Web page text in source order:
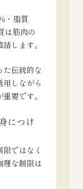
・脂質
は筋肉の
します。
た伝統的な
しながら
要です。
につけ
ではなく
理な制限は